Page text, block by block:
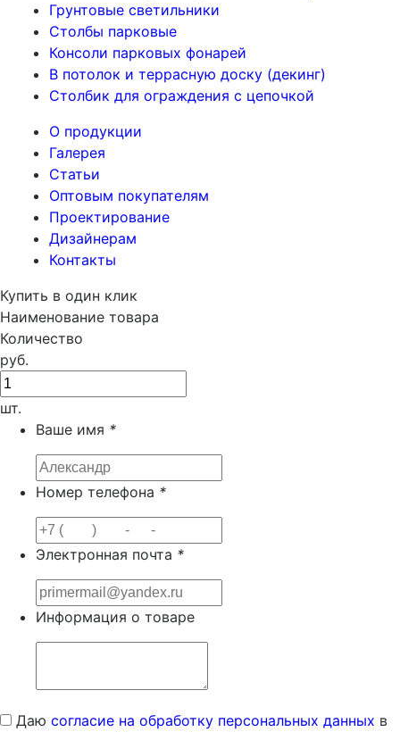
Грунтовые светильники
Столбы парковые
Консоли парковых фонарей
В потолок и террасную доску (декинг)
Столбик для ограждения с цепочкой
О продукции
Галерея
Статьи
Оптовым покупателям
Проектирование
Дизайнерам
Контакты
Купить в один клик
Наименование товара
Количество
руб.
шт.
Ваше имя *
Номер телефона *
Электронная почта *
Информация о товаре
Даю согласие на обработку персональных данных в